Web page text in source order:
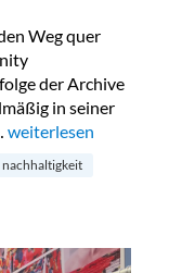
Weg quer
der Archive
in seiner
„lala Berlin begibt
weiterlesen
nachhaltigkeit